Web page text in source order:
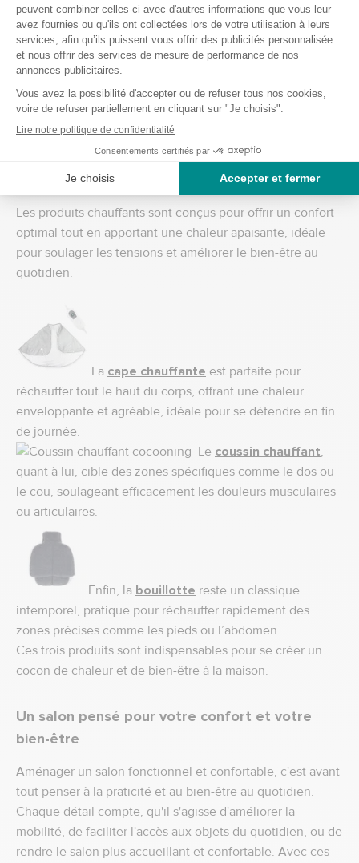
Les télécommandes universellessimplifiées
sont idéales pour ceux qui cherchent à contrôler
facilement plusieurs appareils sans se perdre dans une
multitude de boutons. Avec une seule télécommande,
même les lumières intelligentes de votre salon, créant
ainsi une expérience encore plus confortable et
5. Créer un espace confortable
Les produits chauffants sont conçus pour offrir un confort
optimal tout en apportant une chaleur apaisante, idéale
pour soulager les tensions et améliorer le bien-être au
quotidien.
La cape chauffante est parfaite pour
réchauffer tout le haut du corps, offrant une chaleur
enveloppante et agréable, idéale pour se détendre en fin
de journée.
Le coussin chauffant,
quant à lui, cible des zones spécifiques comme le dos ou
le cou, soulageant efficacement les douleurs musculaires
ou articulaires.
Enfin, la bouillotte reste un classique
intemporel, pratique pour réchauffer rapidement des
zones précises comme les pieds ou l’abdomen.
Ces trois produits sont indispensables pour se créer un
cocon de chaleur et de bien-être à la maison.
Un salon pensé pour votre confort et votre
bien-être
Aménager un salon fonctionnel et confortable, c'est avant
tout penser à la praticité et au bien-être au quotidien.
Chaque détail compte, qu'il s'agisse d'améliorer la
mobilité, de faciliter l'accès aux objets du quotidien, ou de
rendre le salon plus accueillant et confortable. Avec ces